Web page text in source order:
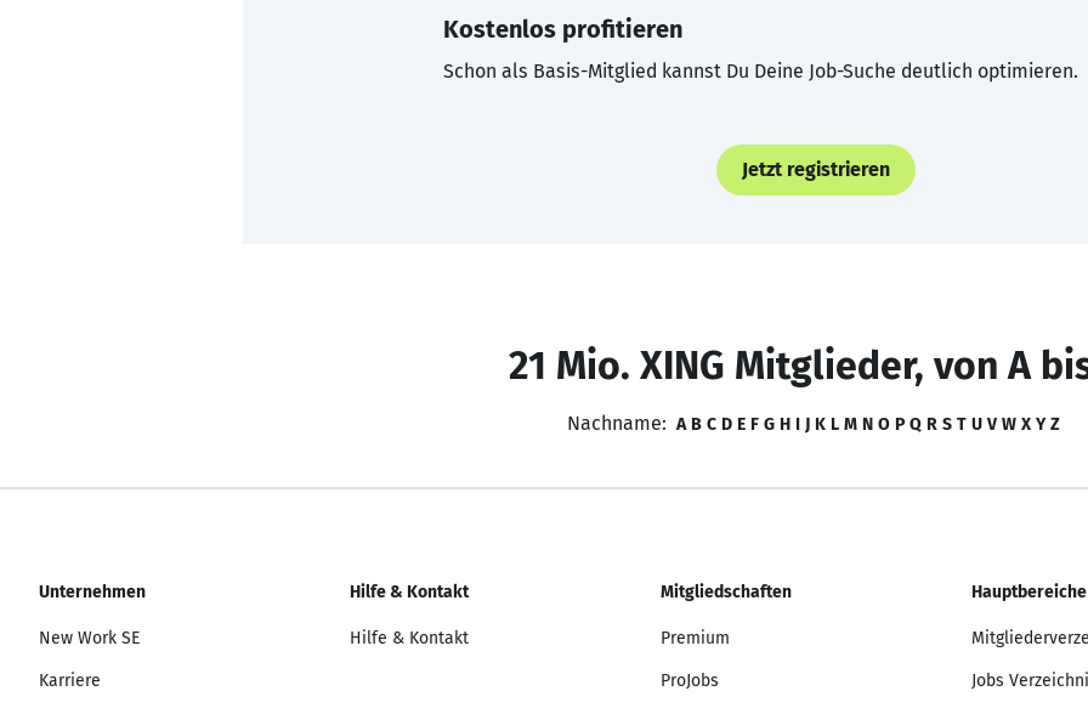
Kostenlos profitieren
Schon als Basis-Mitglied kannst Du Deine Job-Suche deutlich optimieren.
Jetzt registrieren
21 Mio. XING Mitglieder, von A
Nachname: A B C D E F G H I J K L M N O P Q R S T U V W X Y Z
Unternehmen
New Work SE
Karriere
Hilfe & Kontakt
Hilfe & Kontakt
Mitgliedschaften
Premium
ProJobs
Hauptbereiche
Jobs